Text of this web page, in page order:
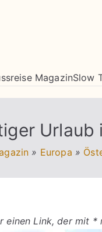
MagazinSlow
Urlaub
» Europa »
einen Link, der mit